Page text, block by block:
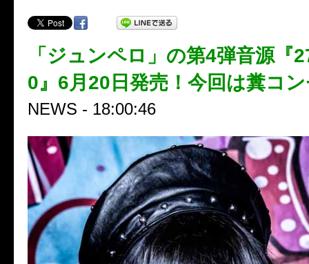
「ジュンペロ」の第4弾音源『
0』6月20日発売！今回は糞コ
NEWS - 18:00:46